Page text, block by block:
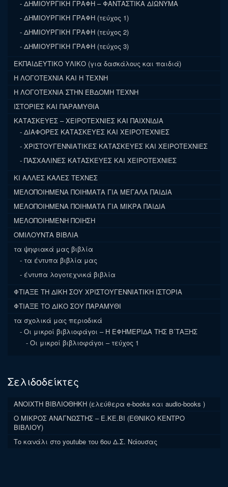
ΔΗΜΙΟΥΡΓΙΚΗ ΓΡΑΦΗ – ΦΑΝΤΑΣΤΙΚΑ ΔΙΩΝΥΜΑ
ΔΗΜΙΟΥΡΓΙΚΗ ΓΡΑΦΗ (τεύχος 1)
ΔΗΜΙΟΥΡΓΙΚΗ ΓΡΑΦΗ (τεύχος 2)
ΔΗΜΙΟΥΡΓΙΚΗ ΓΡΑΦΗ (τεύχος 3)
ΕΚΠΑΙΔΕΥΤΙΚΟ ΥΛΙΚΟ (για δασκάλους και παιδιά)
Η ΛΟΓΟΤΕΧΝΙΑ ΚΑΙ Η ΤΕΧΝΗ
Η ΛΟΓΟΤΕΧΝΙΑ ΣΤΗΝ ΕΒΔΟΜΗ ΤΕΧΝΗ
ΙΣΤΟΡΙΕΣ ΚΑΙ ΠΑΡΑΜΥΘΙΑ
ΚΑΤΑΣΚΕΥΕΣ – ΧΕΙΡΟΤΕΧΝΙΕΣ ΚΑΙ ΠΑΙΧΝΙΔΙΑ
ΔΙΑΦΟΡΕΣ ΚΑΤΑΣΚΕΥΕΣ ΚΑΙ ΧΕΙΡΟΤΕΧΝΙΕΣ
ΧΡΙΣΤΟΥΓΕΝΝΙΑΤΙΚΕΣ ΚΑΤΑΣΚΕΥΕΣ ΚΑΙ ΧΕΙΡΟΤΕΧΝΙΕΣ
ΠΑΣΧΑΛΙΝΕΣ ΚΑΤΑΣΚΕΥΕΣ ΚΑΙ ΧΕΙΡΟΤΕΧΝΙΕΣ
ΚΙ ΑΛΛΕΣ ΚΑΛΕΣ ΤΕΧΝΕΣ
ΜΕΛΟΠΟΙΗΜΕΝΑ ΠΟΙΗΜΑΤΑ ΓΙΑ ΜΕΓΑΛΑ ΠΑΙΔΙΑ
ΜΕΛΟΠΟΙΗΜΕΝΑ ΠΟΙΗΜΑΤΑ ΓΙΑ ΜΙΚΡΑ ΠΑΙΔΙΑ
ΜΕΛΟΠΟΙΗΜΕΝΗ ΠΟΙΗΣΗ
ΟΜΙΛΟΥΝΤΑ ΒΙΒΛΙΑ
τα ψηφιακά μας βιβλία
τα έντυπα βιβλία μας
έντυπα λογοτεχνικά βιβλία
ΦΤΙΑΞΕ ΤΗ ΔΙΚΗ ΣΟΥ ΧΡΙΣΤΟΥΓΕΝΝΙΑΤΙΚΗ ΙΣΤΟΡΙΑ
ΦΤΙΑΞΕ ΤΟ ΔΙΚΟ ΣΟΥ ΠΑΡΑΜΥΘΙ
τα σχολικά μας περιοδικά
Οι μικροί βιβλιοφάγοι – Η ΕΦΗΜΕΡΙΔΑ ΤΗΣ Β΄ΤΑΞΗΣ
Οι μικροί βιβλιοφάγοι – τεύχος 1
Σελιδοδείκτες
ΑΝΟΙΧΤΗ ΒΙΒΛΙΟΘΗΚΗ (ελεύθερα e-books και audio-books )
Ο ΜΙΚΡΟΣ ΑΝΑΓΝΩΣΤΗΣ – Ε.ΚΕ.ΒΙ (ΕΘΝΙΚΟ ΚΕΝΤΡΟ
ΒΙΒΛΙΟΥ)
Το κανάλι στο youtube του 6ου Δ.Σ. Νάουσας